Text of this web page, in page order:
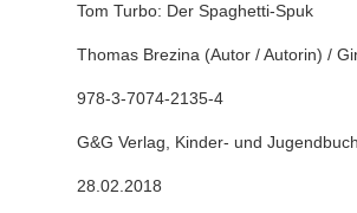
Tom Turbo: Der Spaghetti-Spuk
Thomas Brezina (Autor / Autorin) /
978-3-7074-2135-4
G&G Verlag, Kinder- und Jugendbuch
28.02.2018